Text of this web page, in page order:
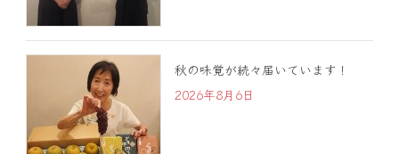
秋の味覚が続々届いています！
2026年8月6日